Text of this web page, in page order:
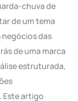
chuva de
de um tema
negócios das
de uma marca
estruturada,
Este artigo